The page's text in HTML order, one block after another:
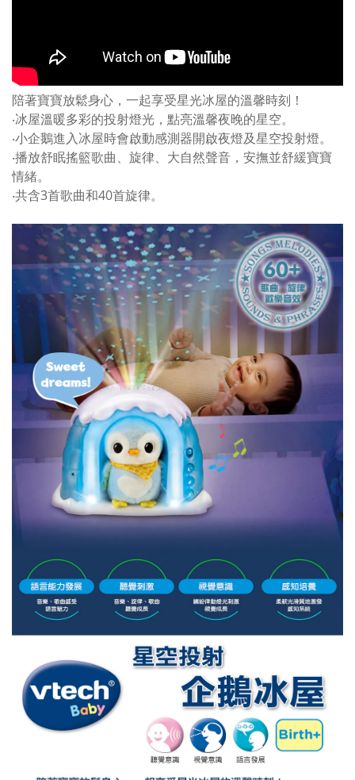
陪著寶寶放鬆身心，一起享受星光冰屋的溫馨時刻！
‧冰屋溫暖多彩的投射燈光，點亮溫馨夜晚的星空。
‧小企鵝進入冰屋時會啟動感測器開啟夜燈及星空投射燈。
‧播放舒眠搖籃歌曲、旋律、大自然聲音，安撫並舒緩寶寶
情緒。
‧共含3首歌曲和40首旋律。